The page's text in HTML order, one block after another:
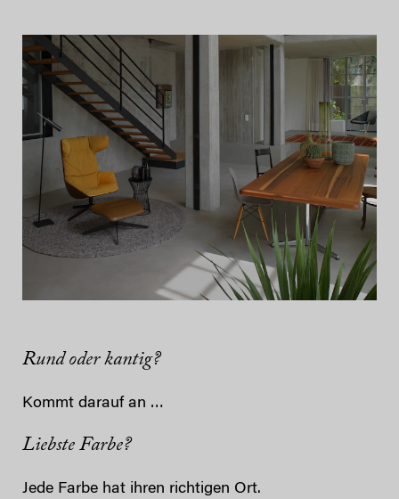
Rund oder kantig?
Kommt darauf an …
Liebste Farbe?
Jede Farbe hat ihren richtigen Ort.